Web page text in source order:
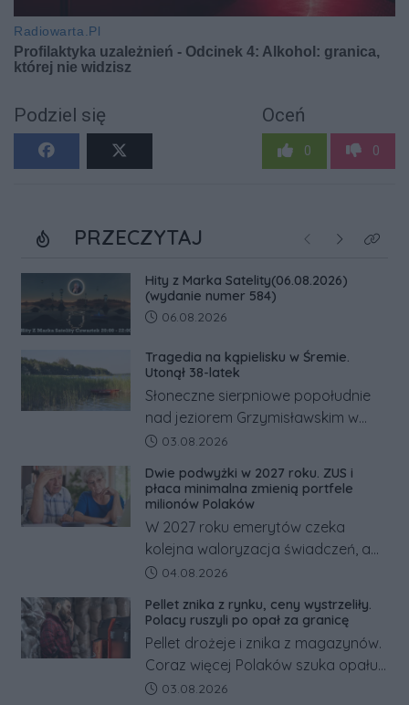
Podziel się Oceń
0 0
PRZECZYTAJ Poprzednie
NastępneKliknij
Hity z Marka Satelity(06.08.2026)
(wydanie numer 584)
Data dodania artykułu:
06.08.2026
Tragedia na kąpielisku w Śremie.
Utonął 38-latek
Słoneczne sierpniowe popołudnie
nad jeziorem Grzymisławskim w
powiecie śremskim zakończyło się
odwrócić nawet natychmiastowe
działania służb ratunkowych.
Data dodania artykułu:
03.08.2026
Dwie podwyżki w 2027 roku. ZUS i
płaca minimalna zmienią portfele
milionów Polaków
W 2027 roku emerytów czeka
kolejna waloryzacja świadczeń, a
pracowników podwyżka płacy
tym zmianom zyskają.
Data dodania artykułu:
04.08.2026
Pellet znika z rynku, ceny wystrzeliły.
Polacy ruszyli po opał za granicę
Pellet drożeje i znika z magazynów.
Coraz więcej Polaków szuka opału
za granicą, gdzie bywa nawet
Data dodania artykułu:
03.08.2026